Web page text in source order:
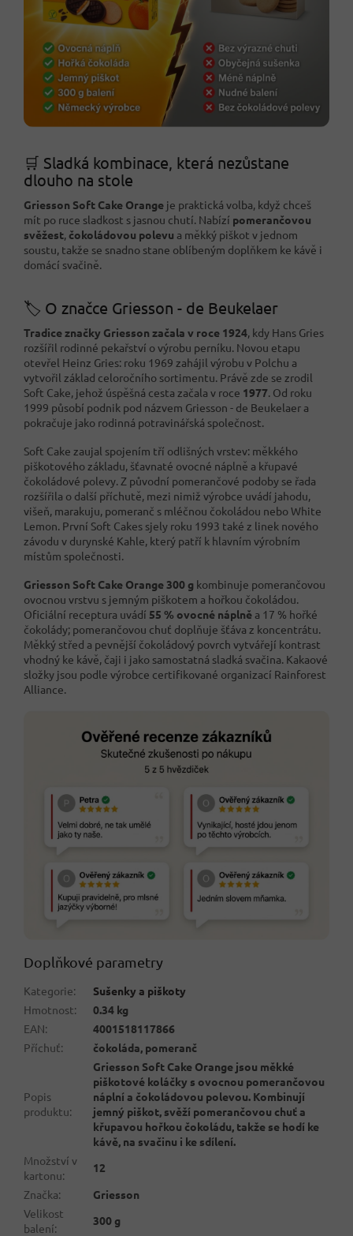
🛒 Sladká kombinace, která nezůstane
dlouho na stole
Griesson Soft Cake Orange je praktická volba, když chceš
mít po ruce sladkost s jasnou chutí. Nabízí pomerančovou
svěžest, čokoládovou polevu a měkký piškot v jednom
soustu, takže se snadno stane oblíbeným doplňkem ke kávě i
domácí svačině.
🏷️ O značce Griesson - de Beukelaer
Tradice značky Griesson začala v roce 1924, kdy Hans Gries
rozšířil rodinné pekařství o výrobu perníku. Novou etapu
otevřel Heinz Gries: roku 1969 zahájil výrobu v Polchu a
vytvořil základ celoročního sortimentu. Právě zde se zrodil
Soft Cake, jehož úspěšná cesta začala v roce 1977. Od roku
1999 působí podnik pod názvem Griesson - de Beukelaer a
pokračuje jako rodinná potravinářská společnost.
Soft Cake zaujal spojením tří odlišných vrstev: měkkého
piškotového základu, šťavnaté ovocné náplně a křupavé
čokoládové polevy. Z původní pomerančové podoby se řada
rozšířila o další příchutě, mezi nimiž výrobce uvádí jahodu,
višeň, marakuju, pomeranč s mléčnou čokoládou nebo White
Lemon. První Soft Cakes sjely roku 1993 také z linek nového
závodu v durynské Kahle, který patří k hlavním výrobním
místům společnosti.
Griesson Soft Cake Orange 300 g kombinuje pomerančovou
ovocnou vrstvu s jemným piškotem a hořkou čokoládou.
Oficiální receptura uvádí 55 % ovocné náplně a 17 % hořké
čokolády; pomerančovou chuť doplňuje šťáva z koncentrátu.
Měkký střed a pevnější čokoládový povrch vytvářejí kontrast
vhodný ke kávě, čaji i jako samostatná sladká svačina. Kakaové
složky jsou podle výrobce certifikované organizací Rainforest
Alliance.
Doplňkové parametry
Kategorie:
Sušenky a piškoty
Hmotnost:
0.34 kg
EAN:
4001518117866
Příchuť: čokoláda, pomeranč
Popis
produktu:
Griesson Soft Cake Orange jsou měkké
piškotové koláčky s ovocnou pomerančovou
náplní a čokoládovou polevou. Kombinují
jemný piškot, svěží pomerančovou chuť a
křupavou hořkou čokoládu, takže se hodí ke
kávě, na svačinu i ke sdílení.
Množství v
kartonu:
12
Značka:
Griesson
Velikost
balení:
300 g